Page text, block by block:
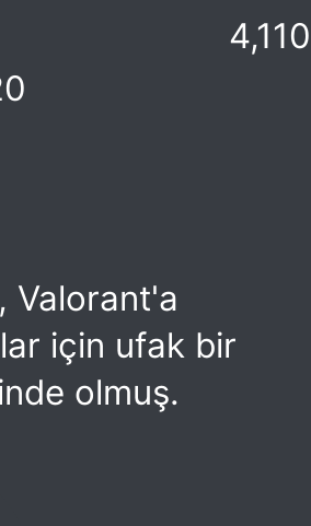
4,110
Valorant'a
için ufak bir
olmuş.